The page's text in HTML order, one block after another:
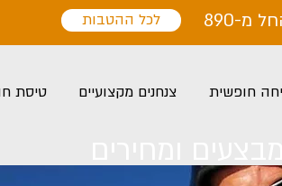
לכל ההטבות
צניחה חופשית החל מ-890
חופשית צנחנים מקצועיים טיסת